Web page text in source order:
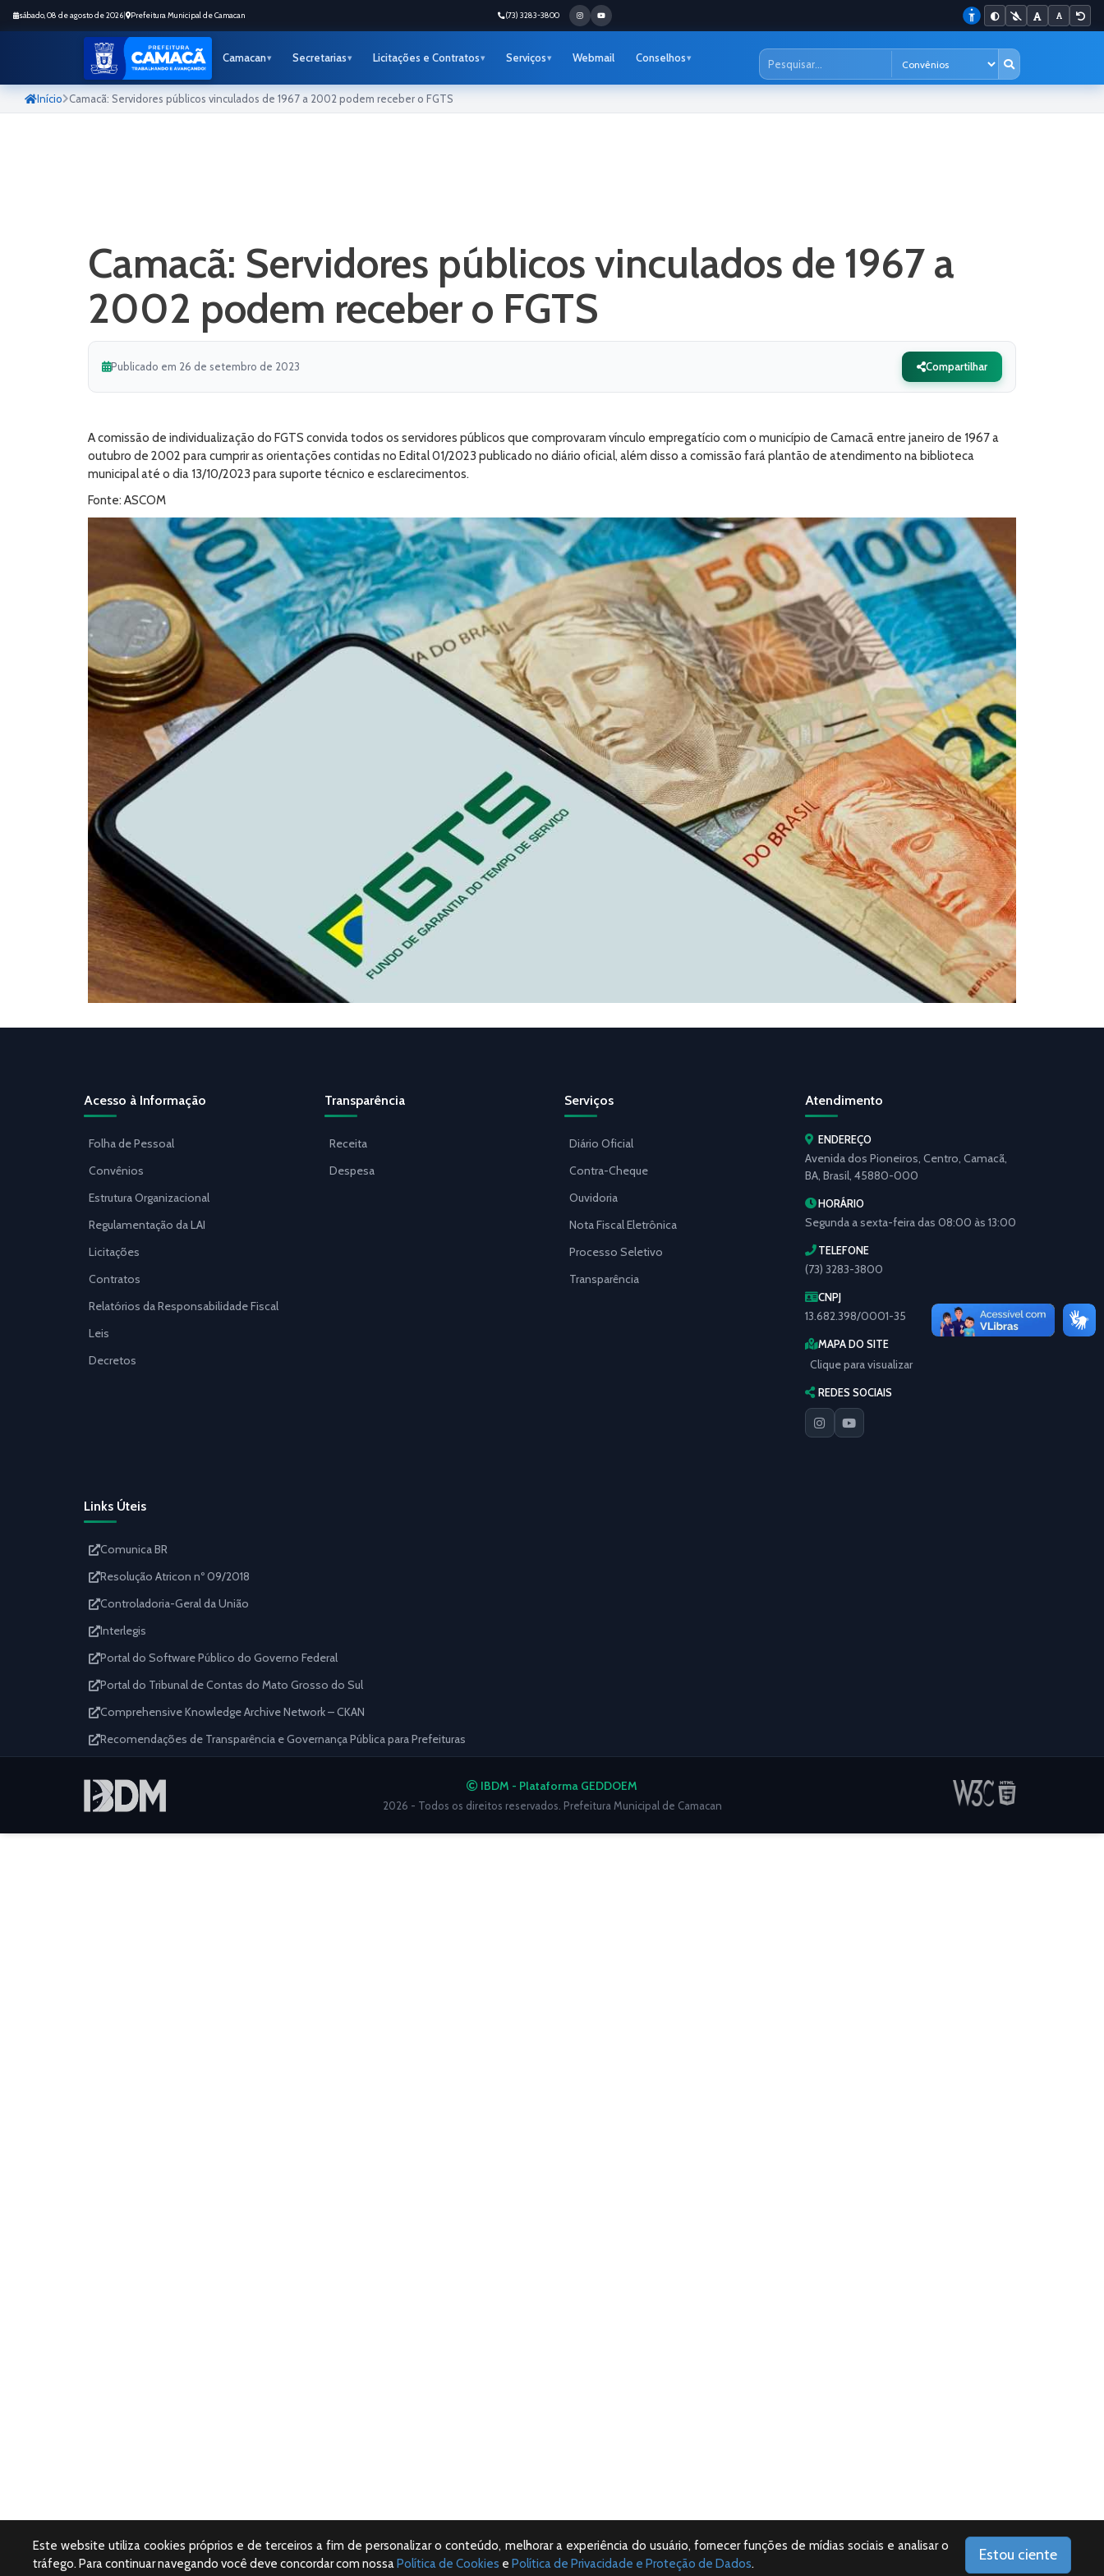
sábado, 08 de agosto de 2026 Prefeitura Municipal de Camacan (73) 3283-3800
Camacan Secretarias Licitações e Contratos Serviços Webmail Conselhos
Início Camacã: Servidores públicos vinculados de 1967 a 2002 podem receber o FGTS
Camacã: Servidores públicos vinculados de 1967 a
2002 podem receber o FGTS
Publicado em 26 de setembro de 2023 Compartilhar
A comissão de individualização do FGTS convida todos os servidores públicos que comprovaram vínculo empregatício com o município de Camacã entre janeiro de 1967 a
outubro de 2002 para cumprir as orientações contidas no Edital 01/2023 publicado no diário oficial, além disso a comissão fará plantão de atendimento na biblioteca
municipal até o dia 13/10/2023 para suporte técnico e esclarecimentos.
Fonte: ASCOM
Acesso à Informação
Folha de Pessoal
Convênios
Estrutura Organizacional
Regulamentação da LAI
Licitações
Contratos
Relatórios da Responsabilidade Fiscal
Leis
Decretos
Transparência
Receita
Despesa
Serviços
Diário Oficial
Contra-Cheque
Ouvidoria
Nota Fiscal Eletrônica
Processo Seletivo
Transparência
Atendimento
ENDEREÇO
Avenida dos Pioneiros, Centro, Camacã,
BA, Brasil, 45880-000
HORÁRIO
Segunda a sexta-feira das 08:00 às 13:00
TELEFONE
(73) 3283-3800
CNPJ
13.682.398/0001-35
MAPA DO SITE
Clique para visualizar
REDES SOCIAIS
Links Úteis
Comunica BR
Resolução Atricon nº 09/2018
Controladoria-Geral da União
Interlegis
Portal do Software Público do Governo Federal
Portal do Tribunal de Contas do Mato Grosso do Sul
Comprehensive Knowledge Archive Network – CKAN
Recomendações de Transparência e Governança Pública para Prefeituras
IBDM - Plataforma GEDDOEM
2026 - Todos os direitos reservados. Prefeitura Municipal de Camacan
Este website utiliza cookies próprios e de terceiros a fim de personalizar o conteúdo, melhorar a experiência do usuário, fornecer funções de mídias sociais e analisar o
tráfego. Para continuar navegando você deve concordar com nossaPolítica de Cookies e Política de Privacidade e Proteção de Dados. Estou ciente